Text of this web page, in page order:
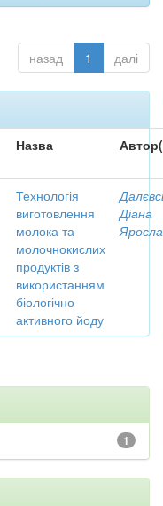
назад 1 далі
Назва
Технологія
виготовлення
молока та
молочнокислих
продуктів з
використанням
біологічно
активного йоду
Діана
1